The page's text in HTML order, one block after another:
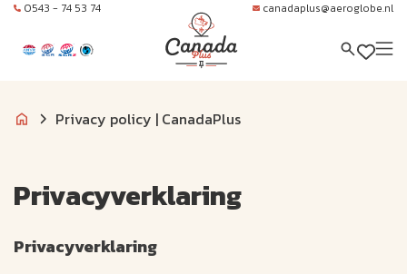
0543 - 74 53 74 canadaplus@aeroglobe.nl
Privacy policy | CanadaPlus
Privacyverklaring
Privacyverklaring